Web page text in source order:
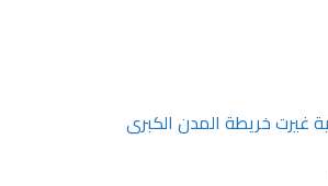
غيرت خريطة المدن الكبرى